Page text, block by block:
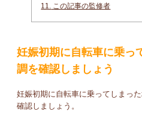
11. この記事の監修者
妊娠初期に自転車に乗っ
調を確認しましょう
妊娠初期に自転車に乗ってしまっ
確認しましょう。